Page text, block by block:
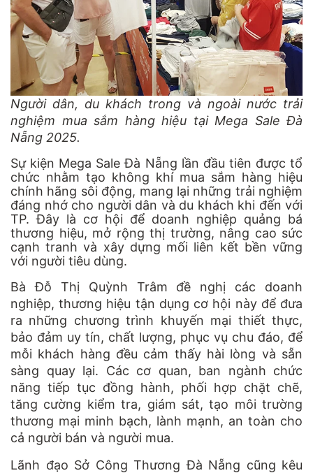
Người dân, du khách trong và ngoài nước trải
nghiệm mua sắm hàng hiệu tại Mega Sale Đà
Nẵng 2025.
Sự kiện Mega Sale Đà Nẵng lần đầu tiên được tổ
chức nhằm tạo không khí mua sắm hàng hiệu
chính hãng sôi động, mang lại những trải nghiệm
đáng nhớ cho người dân và du khách khi đến với
TP. Đây là cơ hội để doanh nghiệp quảng bá
thương hiệu, mở rộng thị trường, nâng cao sức
cạnh tranh và xây dựng mối liên kết bền vững
với người tiêu dùng.
Bà Đỗ Thị Quỳnh Trâm đề nghị các doanh
nghiệp, thương hiệu tận dụng cơ hội này để đưa
ra những chương trình khuyến mại thiết thực,
bảo đảm uy tín, chất lượng, phục vụ chu đáo, để
mỗi khách hàng đều cảm thấy hài lòng và sẵn
sàng quay lại. Các cơ quan, ban ngành chức
năng tiếp tục đồng hành, phối hợp chặt chẽ,
tăng cường kiểm tra, giám sát, tạo môi trường
thương mại minh bạch, lành mạnh, an toàn cho
cả người bán và người mua.
Lãnh đạo Sở Công Thương Đà Nẵng cũng kêu